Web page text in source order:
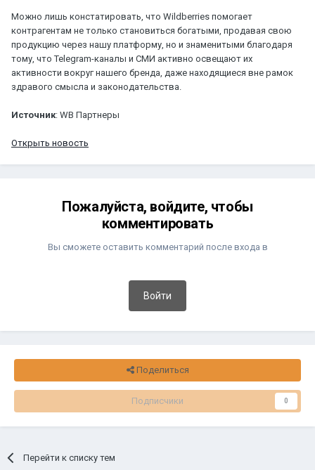
Можно лишь констатировать, что Wildberries помогает
контрагентам не только становиться богатыми, продавая свою
продукцию через нашу платформу, но и знаменитыми благодаря
тому, что Telegram-каналы и СМИ активно освещают их
активности вокруг нашего бренда, даже находящиеся вне рамок
здравого смысла и законодательства.
Источник: WB Партнеры
Открыть новость
Пожалуйста, войдите, чтобы
комментировать
Вы сможете оставить комментарий после входа в
Войти
Поделиться
Подписчики 0
Перейти к списку тем